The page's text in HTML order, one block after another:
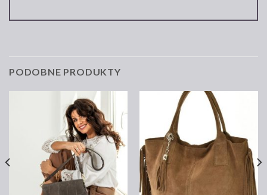
PODOBNE PRODUKTY